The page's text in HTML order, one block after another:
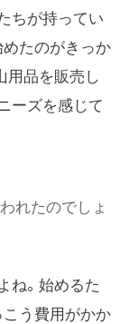
ちが持ってい
たのがきっか
用品を販売し
ーズを感じて
れたのでしょ
ね。始めるた
う費用がかか